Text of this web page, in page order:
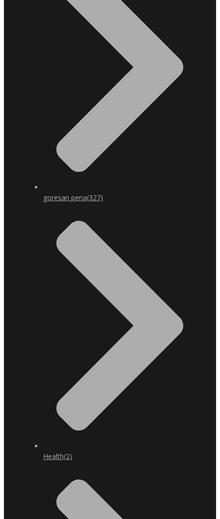
goresan pena(327)
Health(2)